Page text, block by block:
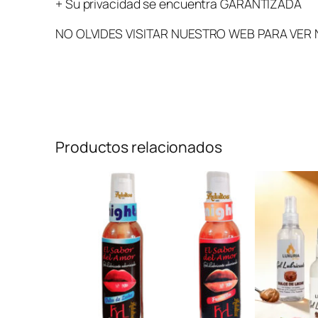
+ Su privacidad se encuentra GARANTIZADA
NO OLVIDES VISITAR NUESTRO WEB PARA
Productos relacionados